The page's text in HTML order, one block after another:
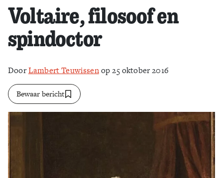
Zoek
Voltaire, filosoof en
spindoctor
DoorLambert Teuwissenop 25 oktober 2016
Bewaar bericht